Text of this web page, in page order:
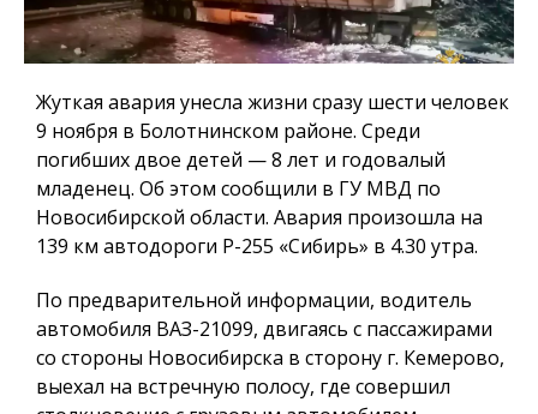
Жуткая авария унесла жизни сразу шести человек
9 ноября в Болотнинском районе. Среди
погибших двое детей — 8 лет и годовалый
младенец. Об этом сообщили в ГУ МВД по
Новосибирской области. Авария произошла на
139 км автодороги Р-255 «Сибирь» в 4.30 утра.
По предварительной информации, водитель
автомобиля ВАЗ-21099, двигаясь с пассажирами
со стороны Новосибирска в сторону г. Кемерово,
выехал на встречную полосу, где совершил